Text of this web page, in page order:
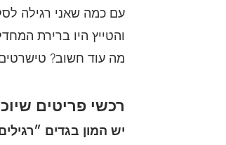
עם כמה שאני רגילה
והטייץ היו ברירת
מה עוד חשוב?
רכשי פריטים
יש המון בגדים